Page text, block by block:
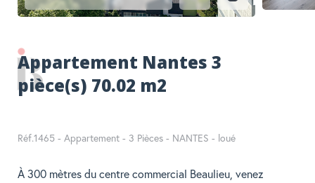
Appartement Nantes 3
pièce(s) 70.02 m2
Réf.1465 - Appartement - 3 Pièces - NANTES - loué
À 300 mètres du centre commercial Beaulieu, venez